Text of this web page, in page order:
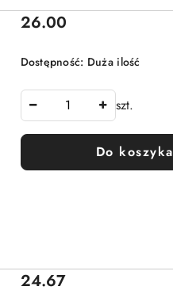
Cena:
26.00
Dostępność: Duża ilość
szt.
Do koszyka
Cena:
24.67